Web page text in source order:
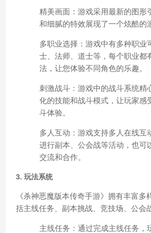
精美画面：游戏采用最新的图形
和细腻的特效展现了一个炫酷的
多职业选择：游戏中有多种职业
士、法师、道士等，每个职业都
法，让您体验不同角色的乐趣。
刺激战斗：游戏中的战斗系统精
化的技能和战斗模式，让玩家感
斗体验。
多人互动：游戏支持多人在线互
进行副本、公会战等活动，也可
交流和合作。
3. 玩法系统
《杀神恶魔版本传奇手游》拥有丰富多
括主线任务、副本挑战、竞技场、公会
主线任务：通过完成主线任务，